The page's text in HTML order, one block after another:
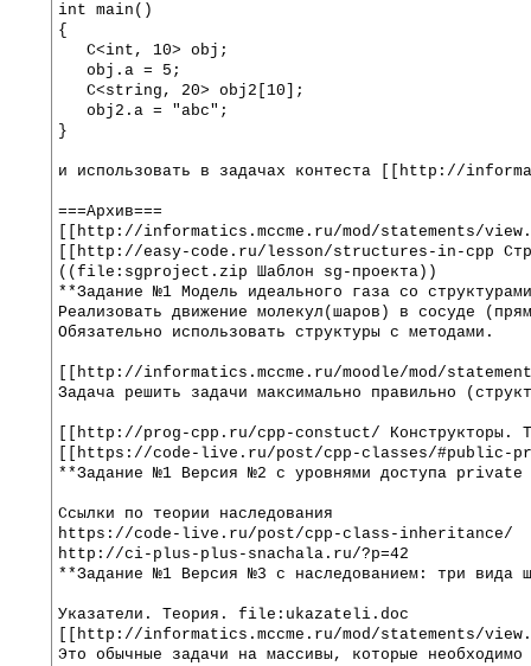
int main()
{
C<int, 10> obj;
obj.a = 5;
C<string, 20> obj2[10];
obj2.a = "abc";
}
и использовать в задачах контеста [[http://
===Архив===
[[http://informatics.mccme.ru/mod/statements/
[[http://easy-code.ru/lesson/structures-in-cpp
((file:sgproject.zip Шаблон sg-проекта))
**Задание №1 Модель идеального газа со
Реализовать движение молекул(шаров) в сосуде
Обязательно использовать структуры с методами.
[[http://informatics.mccme.ru/moodle/mod/
Задача решить задачи максимально правильно
[[http://prog-cpp.ru/cpp-constuct/ Конструкторы.
[[https://code-live.ru/post/cpp-classes/#public-
**Задание №1 Версия №2 с уровнями доступа
Ссылки по теории наследования
https://code-live.ru/post/cpp-class-inheritance/
http://ci-plus-plus-snachala.ru/?p=42
**Задание №1 Версия №3 с наследованием: три
Указатели. Теория. file:ukazateli.doc
[[http://informatics.mccme.ru/mod/statements/
Это обычные задачи на массивы, которые